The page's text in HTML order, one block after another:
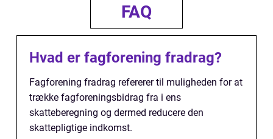
FAQ
Hvad er fagforening fradrag?
Fagforening fradrag refererer til muligheden for at
trække fagforeningsbidrag fra i ens
skatteberegning og dermed reducere den
skattepligtige indkomst.